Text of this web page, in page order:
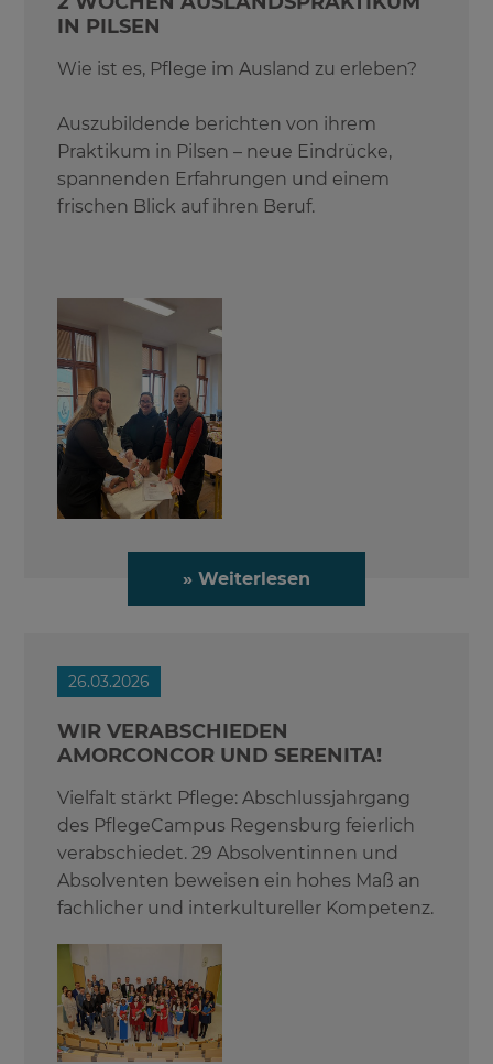
IN PILSEN
Wie ist es, Pflege im Ausland zu erleben?
Auszubildende berichten von ihrem
Praktikum in Pilsen – neue Eindrücke,
spannenden Erfahrungen und einem
frischen Blick auf ihren Beruf.
» Weiterlesen
26.03.2026
WIR VERABSCHIEDEN
AMORCONCOR UND SERENITA!
Vielfalt stärkt Pflege: Abschlussjahrgang
des PflegeCampus Regensburg feierlich
verabschiedet. 29 Absolventinnen und
Absolventen beweisen ein hohes Maß an
fachlicher und interkultureller Kompetenz.